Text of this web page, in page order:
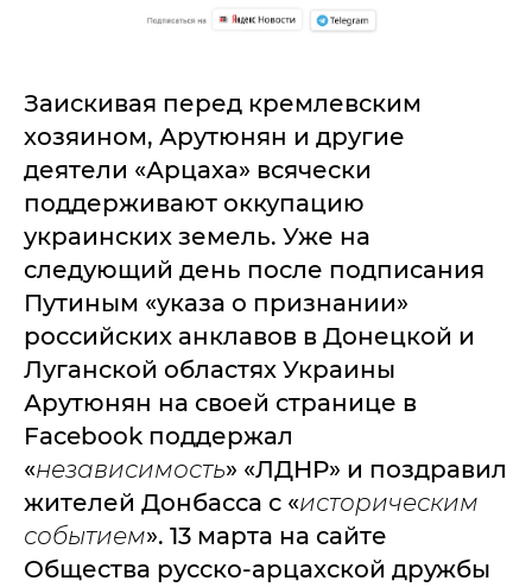
Заискивая перед кремлевским
хозяином, Арутюнян и другие
деятели «Арцаха» всячески
поддерживают оккупацию
украинских земель. Уже на
следующий день после подписания
Путиным «указа о признании»
российских анклавов в Донецкой и
Луганской областях Украины
Арутюнян на своей странице в
Facebook поддержал
«независимость» «ЛДНР» и поздравил
жителей Донбасса с «историческим
событием». 13 марта на сайте
Общества русско-арцахской дружбы